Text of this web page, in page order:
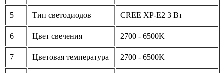
5 Тип светодиодов CREE XP-E2 3 Вт
6 Цвет свечения 2700 - 6500K
7 Цветовая температура 2700 - 6500K